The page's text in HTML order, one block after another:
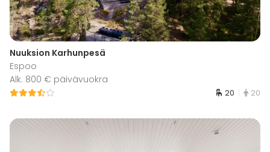
Nuuksion Karhunpesä
Espoo
Alk. 800 € päivävuokra
20 20